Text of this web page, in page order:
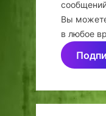
Вы можете
в любое